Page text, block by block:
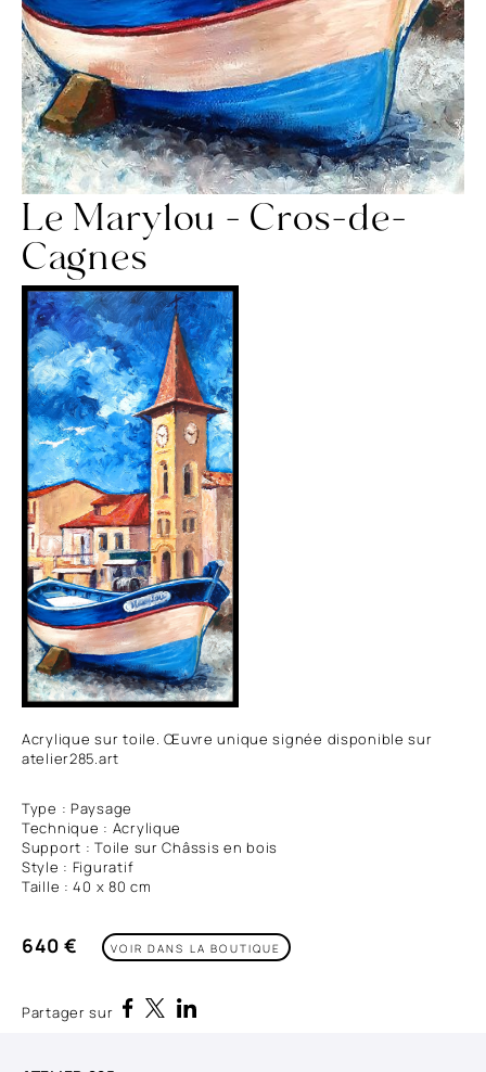
Le Marylou - Cros-de-
Cagnes
Acrylique sur toile. Œuvre unique signée disponible sur
atelier285.art
Type : Paysage
Technique : Acrylique
Support : Toile sur Châssis en bois
Style : Figuratif
Taille : 40 x 80 cm
640 € VOIR DANS LA BOUTIQUE
Partager sur